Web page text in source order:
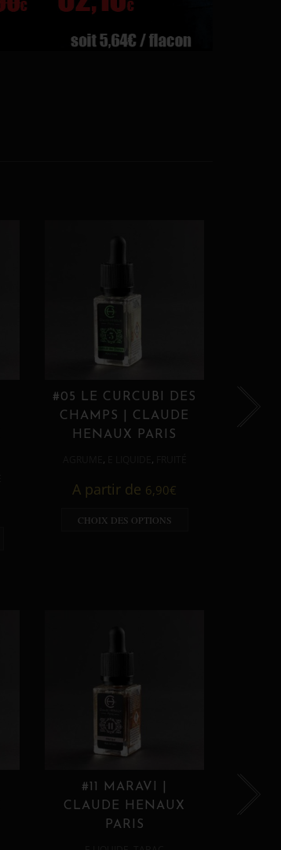
#05 LE CURCUBI DES
CHAMPS | CLAUDE
HENAUX PARIS
, ,
A partir de 6,90€
CHOIX DES OPTIONS
#11 MARAVI |
CLAUDE HENAUX
PARIS